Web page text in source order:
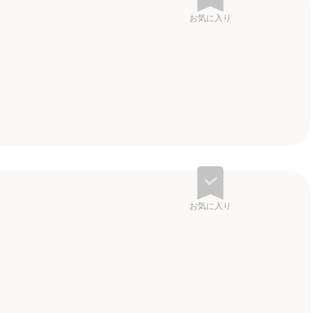
お気に入り
お気に入り